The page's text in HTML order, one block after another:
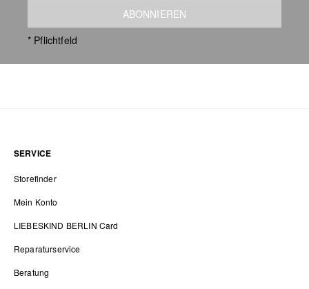
ABONNIEREN
* Pflichtfeld
SERVICE
Storefinder
Mein Konto
LIEBESKIND BERLIN Card
Reparaturservice
Beratung